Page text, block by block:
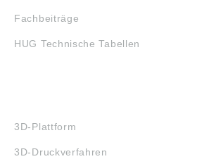
Fachbeiträge
HUG Technische Tabellen
3D-Plattform
3D-Druckverfahren